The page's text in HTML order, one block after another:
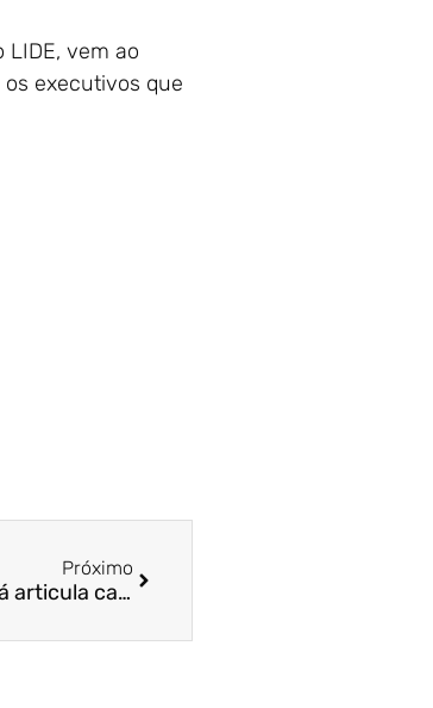
vem ao
executivos que
Próximo
Doria lança LIDE no ES e movimento já articula captação de empresas | Folha Vitória